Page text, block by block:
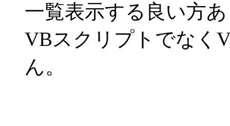
一覧表示する良い方
VBスクリプトでなく
ん。